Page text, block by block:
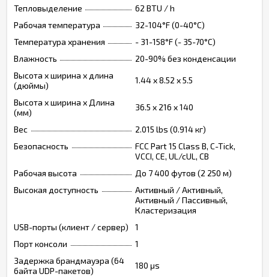
Тепловыделение
62 BTU / h
Рабочая температура
32-104°F (0-40°C)
Температура хранения
- 31-158°F (- 35-70°C)
Влажность
20-90% без конденсации
Высота х ширина х длина
(дюймы)
1.44 x 8.52 x 5.5
Высота х ширина х Длина
(мм)
36.5 x 216 x 140
Вес
2.015 lbs (0.914 кг)
Безопасность
FCC Part 15 Class B, C-Tick,
VCCI, CE, UL/cUL, CB
Рабочая высота
До 7 400 футов (2 250 м)
Высокая доступность
Активный / Активный,
Активный / Пассивный,
Кластеризация
USB-порты (клиент / сервер)
1
Порт консоли
1
Задержка брандмауэра (64
байта UDP-пакетов)
180 μs